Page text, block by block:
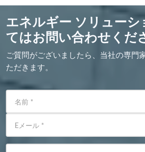
エネルギー ソリューシ
てはお問い合わせくだ
ご質問がございましたら、当社の専門
ただきます。
名前 *
Eメール *